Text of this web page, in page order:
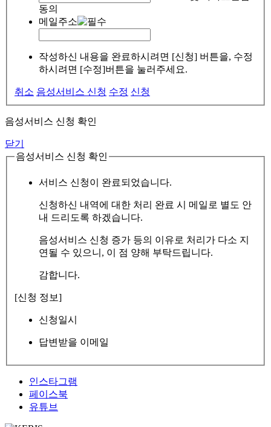
동의
메일주소
작성하신 내용을 완료하시려면 [신청] 버튼을, 수정
하시려면 [수정]버튼을 눌러주세요.
취소 음성서비스 신청 수정 신청
음성서비스 신청 확인
닫기
음성서비스 신청 확인
서비스 신청이 완료되었습니다.
신청하신 내역에 대한 처리 완료 시 메일로 별도 안
내 드리도록 하겠습니다.
음성서비스 신청 증가 등의 이유로 처리가 다소 지
연될 수 있으니, 이 점 양해 부탁드립니다.
감합니다.
[신청 정보]
신청일시
답변받을 이메일
인스타그램
페이스북
유튜브